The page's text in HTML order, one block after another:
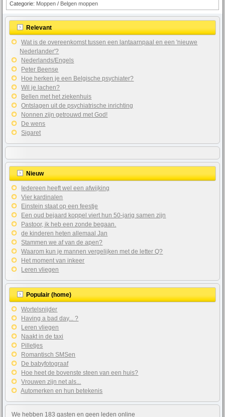
Categorie: Moppen / Belgen moppen
Relevant
Wat is de overeenkomst tussen een lantaarnpaal en een 'nieuwe
Nederlander'?
Nederlands/Engels
Peter Beense
Hoe herken je een Belgische psychiater?
Wil je lachen?
Bellen met het ziekenhuis
Ontslagen uit de psychiatrische inrichting
Nonnen zijn getrouwd met God!
De wens
Sigaret
Nieuw
Iedereen heeft wel een afwijking
Vier kardinalen
Einstein staat op een feestje
Een oud bejaard koppel viert hun 50-jarig samen zijn
Pastoor, ik heb een zonde begaan.
de kinderen heten allemaal Jan
Stammen we af van de apen?
Waarom kun je mannen vergelijken met de letter Q?
Het moment van inkeer
Leren vliegen
Populair (home)
Wortelsnijder
Having a bad day... ?
Leren vliegen
Naakt in de taxi
Pilletjes
Romantisch SMSen
De babyfotograaf
Hoe heet de bovenste steen van een huis?
Vrouwen zijn net als...
Automerken en hun betekenis
We hebben 183 gasten en geen leden online